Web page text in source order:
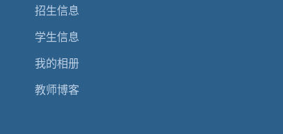
招生信息
学生信息
我的相册
教师博客